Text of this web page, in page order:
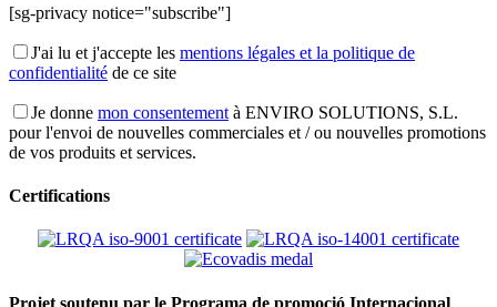
[sg-privacy notice="subscribe"]
J'ai lu et j'accepte les mentions légales et la politique de
confidentialité de ce site
Je donne mon consentement à ENVIRO SOLUTIONS, S.L.
pour l'envoi de nouvelles commerciales et / ou nouvelles promotions
de vos produits et services.
Certifications
Projet soutenu par le Programa de promoció Internacional